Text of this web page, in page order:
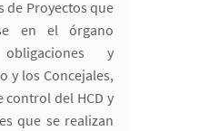
de Proyectos que
en el órgano
y
y los Concejales,
control del HCD y
que se realizan